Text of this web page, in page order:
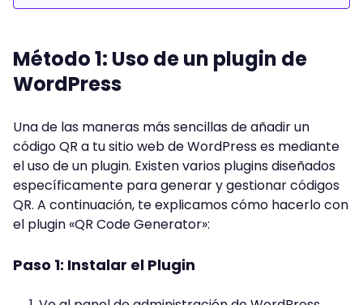
Método 1: Uso de un plugin de
WordPress
Una de las maneras más sencillas de añadir un
código QR a tu sitio web de WordPress es mediante
el uso de un plugin. Existen varios plugins diseñados
específicamente para generar y gestionar códigos
QR. A continuación, te explicamos cómo hacerlo con
el plugin «QR Code Generator»:
Paso 1: Instalar el Plugin